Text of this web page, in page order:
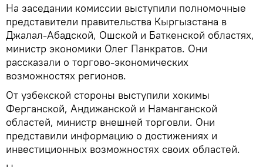
На заседании комиссии выступили полномочные
представители правительства Кыргызстана в
Джалал-Абадской, Ошской и Баткенской областях,
министр экономики Олег Панкратов. Они
рассказали о торгово-экономических
возможностях регионов.
От узбекской стороны выступили хокимы
Ферганской, Андижанской и Наманганской
областей, министр внешней торговли. Они
представили информацию о достижениях и
инвестиционных возможностях своих областей.